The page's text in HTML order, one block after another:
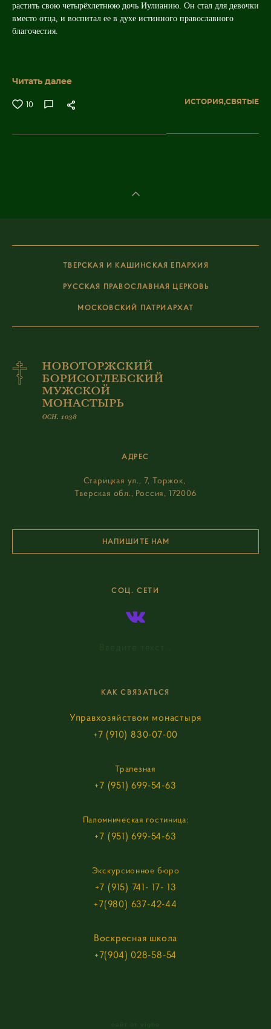
растить свою четырёхлетнюю дочь Иулианию. Он стал для девочки
вместо отца, и воспитал ее в духе истинного православного
благочестия.
Читать далее
10 ИСТОРИЯ,СВЯТЫЕ
ТВЕРСКАЯ И КАШИНСКАЯ ЕПАРХИЯ
РУССКАЯ ПРАВОСЛАВНАЯ ЦЕРКОВЬ
МОСКОВСКИЙ ПАТРИАРХАТ
АДРЕС
Старицкая ул., 7, Торжок,
Тверская обл., Россия, 172006
НАПИШИТЕ НАМ
СОЦ. СЕТИ
КАК СВЯЗАТЬСЯ
Управхозяйством монастыря
+7 (910) 830-07-00
Трапезная
+7 (951) 699-54-63
Паломническая гостиница:
+7 (951) 699-54-63
Экскурсионное бюро
+7 (915) 741- 17- 13
+7(980) 637-42-44
Воскресная школа
+7(904) 028-58-54